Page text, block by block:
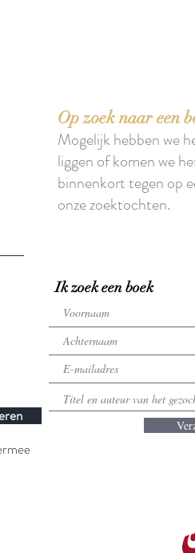
Op zoek naar een
Mogelijk hebben we
liggen of komen we
binnenkort tegen op
onze zoektochten.
Ik zoek een boek